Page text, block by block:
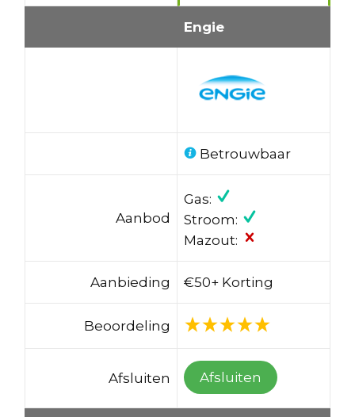
Engie
Betrouwbaar
Aanbod
Gas:
Stroom:
Mazout:
Aanbieding €50+ Korting
Beoordeling
Afsluiten Afsluiten